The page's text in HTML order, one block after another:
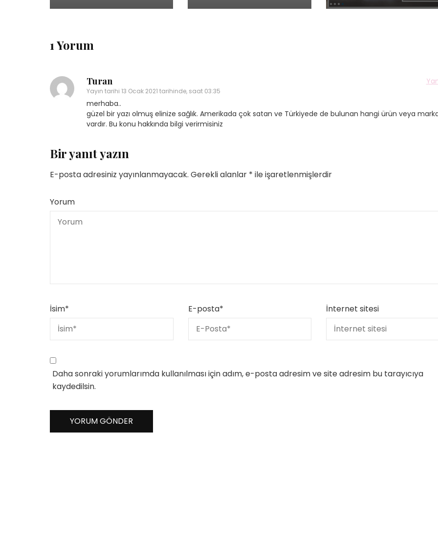
1 Yorum
Turan
Yayın tarihi 13 Ocak 2021 tarihinde, saat 03:35
merhaba..
güzel bir yazı olmuş elinize sağlık. Amerikada çok satan ve Türkiyede de bulunan hangi ürün veya
vardır. Bu konu hakkında bilgi verirmisiniz
Bir yanıt yazın
E-posta adresiniz yayınlanmayacak. Gerekli alanlar * ile işaretlenmişlerdir
Yorum
İsim* E-posta* İnternet sitesi
Daha sonraki yorumlarımda kullanılması için adım, e-posta adresim ve site adresim bu tarayıcıya
kaydedilsin.
Keçici, Kübra’nın